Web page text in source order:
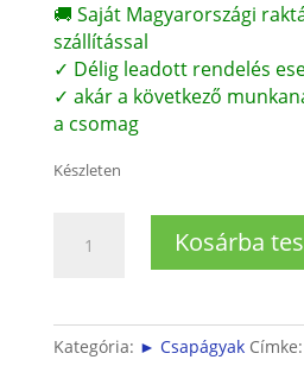
🚚 Saját Magyarországi
szállítással
✓ Délig leadott rendelés
✓ akár a következő
a csomag
Készleten
2RSR
mennyiség
Kosárba
Kategória: ► Csapágyak Címke: